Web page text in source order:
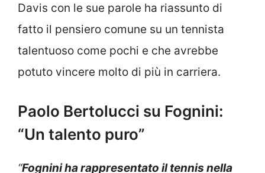
Davis con le sue parole ha riassunto di
fatto il pensiero comune su un tennista
talentuoso come pochi e che avrebbe
potuto vincere molto di più in carriera.
Paolo Bertolucci su Fognini:
“Un talento puro”
“Fognini ha rappresentato il tennis nella